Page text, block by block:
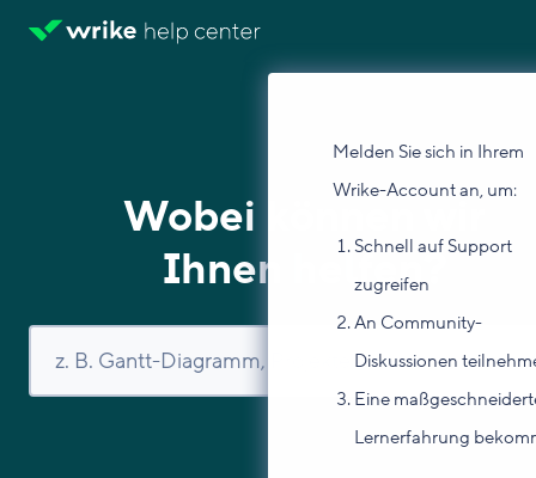
Melden Sie sich in Ihrem
Wrike-Account an, um:
Schnell auf Support
zugreifen
An Community-
Diskussionen
Eine
Lernerfahrung
Wobei können wir
Ihnen helfen?